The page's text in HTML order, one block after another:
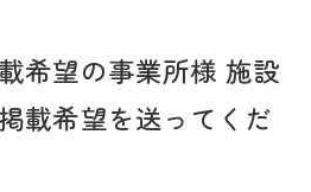
希望の事業所様 施設
載希望を送ってくだ